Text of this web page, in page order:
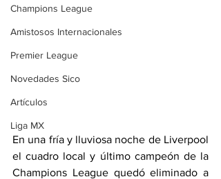
Champions League
Amistosos Internacionales
Premier League
Novedades Sico
Artículos
Liga MX
En una fría y lluviosa noche de Liverpool
el cuadro local y último campeón de la
Champions League quedó eliminado a